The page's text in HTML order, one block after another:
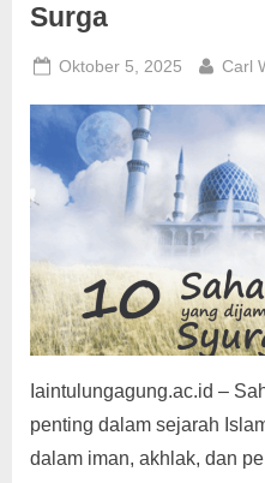
Surga
Posted
Oktober 5, 2025 By
Carl
Iaintulungagung.ac.id –
penting dalam sejarah
dalam iman, akhlak, dan